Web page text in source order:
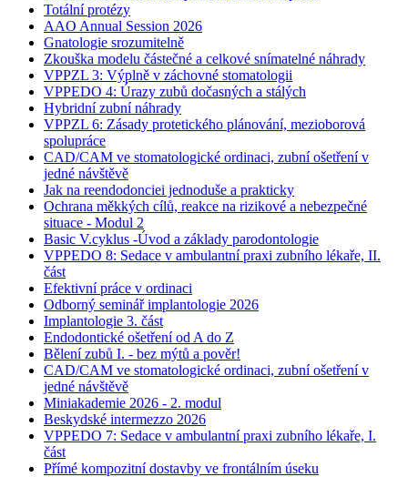
Totální protézy
AAO Annual Session 2026
Gnatologie srozumitelně
Zkouška modelu částečné a celkové snímatelné náhrady
VPPZL 3: Výplně v záchovné stomatologii
VPPEDO 4: Úrazy zubů dočasných a stálých
Hybridní zubní náhrady
VPPZL 6: Zásady protetického plánování, mezioborová
spolupráce
CAD/CAM ve stomatologické ordinaci, zubní ošetření v
jedné návštěvě
Jak na reendodonciei jednoduše a prakticky
Ochrana měkkých cílů, reakce na rizikové a nebezpečné
situace - Modul 2
Basic V.cyklus -Úvod a základy parodontologie
VPPEDO 8: Sedace v ambulantní praxi zubního lékaře, II.
část
Efektivní práce v ordinaci
Odborný seminář implantologie 2026
Implantologie 3. část
Endodontické ošetření od A do Z
Bělení zubů I. - bez mýtů a pověr!
CAD/CAM ve stomatologické ordinaci, zubní ošetření v
jedné návštěvě
Miniakademie 2026 - 2. modul
Beskydské intermezzo 2026
VPPEDO 7: Sedace v ambulantní praxi zubního lékaře, I.
část
Přímé kompozitní dostavby ve frontálním úseku